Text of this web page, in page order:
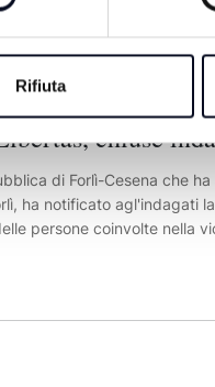
Rifiuta
dentatura
chiuse
di Forlì-Cesena che
ha notificato agl'indagati
persone coinvolte nella
Coinvolti anche